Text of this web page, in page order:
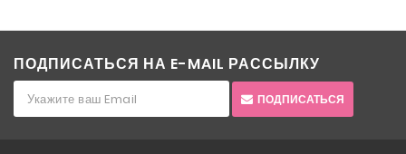
ПОДПИСАТЬСЯ НА E-MAIL РАССЫЛКУ
ПОДПИСАТЬСЯ